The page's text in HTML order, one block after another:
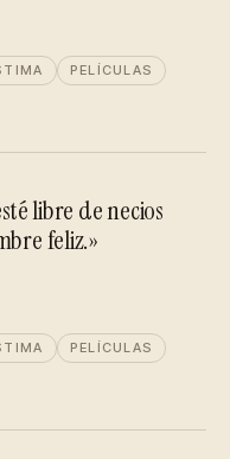
PELÍCULAS
libre de necios
feliz.»
PELÍCULAS